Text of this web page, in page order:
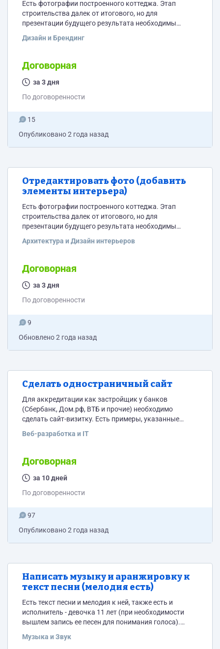
Есть фотографии построенного коттеджа. Этап
строительства далек от итогового, но для
презентации будущего результата необходимы
сделать модель такого дома на такой же местности,
электрики, оштукатуривание стен, вводы труб для
сантехнических приборов, мебель в санузел (унитаз,
раковина), убрать все лишнее (строительный мусор и
фото для примера. Всего 75 фото...
Дизайн и Брендинг
Договорная
за 3 дня
По договоренности
15
Опубликовано2 года назад
Отредактировать фото (добавить
элементы интерьера)
Есть фотографии построенного коттеджа. Этап
строительства далек от итогового, но для
презентации будущего результата необходимы
на фото добавить окна, входную дверь, стяжку,
труб для сантехнических приборов, мебель в санузел
(унитаз, раковина), убрать все лишнее )строительный
мусор и остатки стройматериалов). Прикрепил
снаружи и изнутри с разных ракурсов....
Архитектура и Дизайн интерьеров
Договорная
за 3 дня
По договоренности
9
Обновлено2 года назад
Сделать одностраничный сайт
Для аккредитации как застройщик у банков
(Сбербанк, Дом.рф, ВТБ и прочие) необходимо
сделать сайт-визитку. Есть примеры, указанные
https://dobrodom25.ru/ https://dvexclusive.ru/
информацию о компании, основные принципы и
этапы строительства и так далее. Все это (помимо
информации о компании) можно взять с сайтов-
Веб-разработка и IT
Договорная
за 10 дней
По договоренности
97
Опубликовано2 года назад
Написать музыку и аранжировку к
текст песни (мелодия есть)
Есть текст песни и мелодия к ней, также есть и
исполнитель - девочка 11 лет (при необходимости
вышлем запись ее песен для понимания голоса).
ней для исполнения композиции на сцене. Просьба
Музыка и Звук